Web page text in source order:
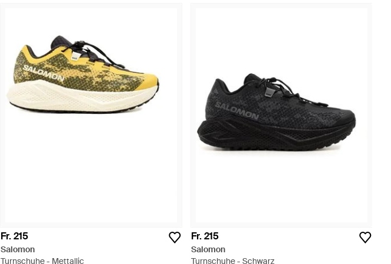
Fr. 215
Salomon
Turnschuhe - Mettallic
Fr. 215
Salomon
Turnschuhe - Schwarz